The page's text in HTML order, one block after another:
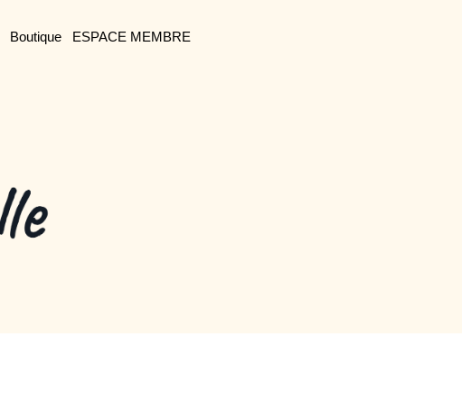
Boutique ESPACE MEMBRE